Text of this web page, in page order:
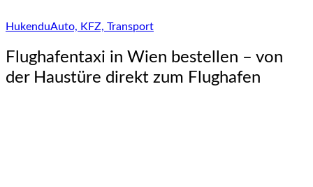
HukenduAuto, KFZ, Transport
Flughafentaxi in Wien bestellen – von
der Haustüre direkt zum Flughafen